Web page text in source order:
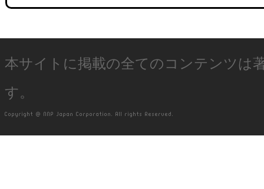
本サイトに掲載の全てのコンテンツは
す。